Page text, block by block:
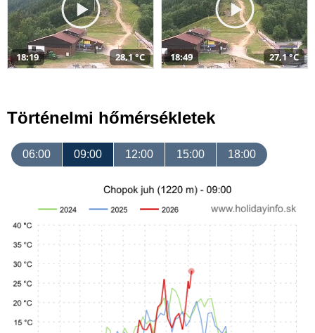
18:19 28,1 °C 18:49 27,1 °C
Történelmi hőmérsékletek
06:00 09:00 12:00 15:00 18:00